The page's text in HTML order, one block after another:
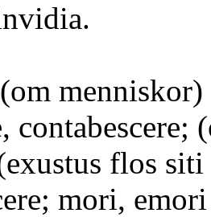
(om menniskor)
contabescere;
flos
mori,